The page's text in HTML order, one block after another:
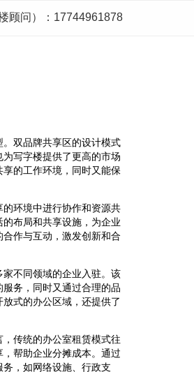
顾问）：17744961878
双品牌共享区的设计模式
写字楼提供了更高的市场
的工作环境，同时又能保
环境中进行协作和资源共
布局和共享设施，为企业
作与互动，激发创新和合
不同领域的企业入驻。该
务，同时又通过合理的品
式的办公区域，还提供了
传统的办公室租赁模式往
帮助企业分摊成本。通过
，如网络设施、行政支